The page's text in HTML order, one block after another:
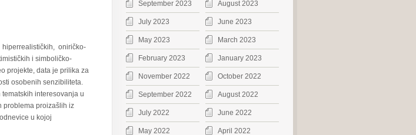
hiperrealističkih, oniričko-
i simboličko-
projekte, data je prilika za
osobenih senzibiliteta.
interesovanja u
problema proizašlih iz
u kojoj
September 2023 August 2023
July 2023 June 2023
May 2023 March 2023
February 2023 January 2023
November 2022 October 2022
September 2022 August 2022
July 2022 June 2022
May 2022 April 2022